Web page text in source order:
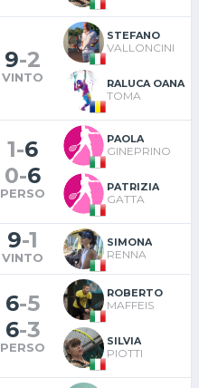
9-2
VINTO
STEFANO
VALLONCINI
RALUCA OANA
TOMA
1-6
0-6
PERSO
PAOLA
GINEPRINO
PATRIZIA
GATTA
9-1
VINTO
SIMONA
RENNA
6-5
6-3
PERSO
ROBERTO
MAFFEIS
SILVIA
PIOTTI